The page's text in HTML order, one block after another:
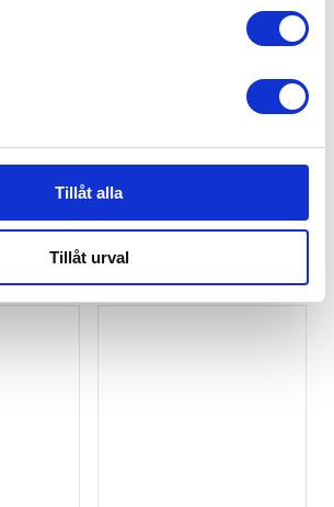
Tillåt alla
Tillåt urval
Skål Med Sugkopp
Easy Grey
169